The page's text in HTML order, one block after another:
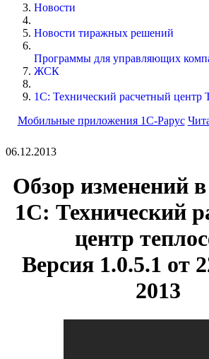
Новости
Новости тиражных решений
Программы для управляющих
ЖСК
1С: Технический расчетный центр
Мобильные приложения 1С-Рарус
06.12.2013
Обзор изменений
1С: Технический
центр
Версия 1.0.5.1 от
2013